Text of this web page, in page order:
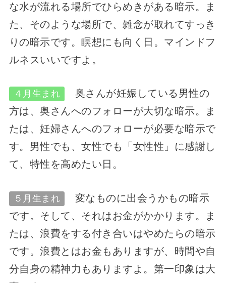
な水が流れる場所でひらめきがある暗示。ま
た、そのような場所で、雑念が取れてすっき
りの暗示です。瞑想にも向く日。マインドフ
ルネスいいですよ。
４月生まれ
奥さんが妊娠している男性の
方は、奥さんへのフォローが大切な暗示。ま
たは、妊婦さんへのフォローが必要な暗示で
す。男性でも、女性でも「女性性」に感謝し
て、特性を高めたい日。
５月生まれ
変なものに出会うかもの暗示
です。そして、それはお金がかかります。ま
たは、浪費をする付き合いはやめたらの暗示
です。浪費とはお金もありますが、時間や自
分自身の精神力もありますよ。第一印象は大